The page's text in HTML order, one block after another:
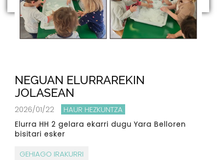
NEGUAN ELURRAREKIN
JOLASEAN
2026/01/22 HAUR HEZKUNTZA
Elurra HH 2 gelara ekarri dugu Yara Belloren
bisitari esker
GEHIAGO IRAKURRI